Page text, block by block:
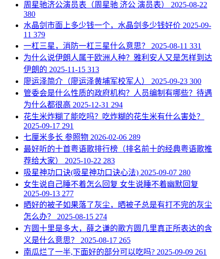
​周星驰济公演员表（周星驰 济公 演员表）
2025-08-22
380
​水晶剑市面上多少钱一个，水晶剑多少钱好价 2025-09-
11 379
​一杠三星，消防一杠三星什么意思？
2025-08-11 331
​为什么说伊朗人属于欧洲人种？雅利安人又是怎样到达
伊朗的 2025-11-15 313
​廖运泽简介（廖运泽黄埔军校军人）
2025-09-23 300
​管委会是什么性质的政府机构？人员编制有哪些？待遇
为什么都很高 2025-12-31 294
​花生米炸糊了能吃吗？吃炸糊的花生米有什么害处？
2025-09-17 291
​七厘米多长 参照物 2026-02-06 289
​最好听的十首粤语歌排行榜（排名前十的经典粤语歌推
荐给大家）
2025-10-22 283
​吸星神功口诀(吸星神功口诀心法) 2025-09-07 280
​女生说自己睡不着怎么回复 女生说睡不着幽默回复
2025-09-13 277
​晒好的被子如果落了灰尘，晒被子总是有打不完的灰尘
怎么办？
2025-08-15 274
​方圆十里是多大，薛之谦的歌方圆几里真正所表达的含
义是什么意思？
2025-08-17 265
​南瓜烂了一半,下面好的部分可以吃吗? 2025-09-09 261